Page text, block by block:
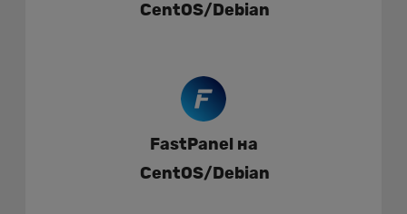
CentOS/Debian
FastPanel на
CentOS/Debian